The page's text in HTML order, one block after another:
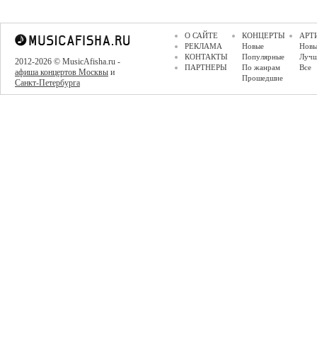
2012-2026 © MusicAfisha.ru -
афиша концертов Москвы и
Санкт-Петербурга
О САЙТЕ
РЕКЛАМА
КОНТАКТЫ
ПАРТНЕРЫ
КОНЦЕРТЫ
Новые
Популярные
По жанрам
Прошедшие
Все